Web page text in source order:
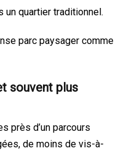
un quartier traditionnel.
parc paysager comme
souvent plus
près d’un parcours
de moins de vis-à-